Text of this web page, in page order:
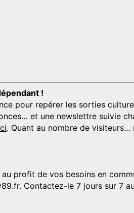
!
pour repérer les sorties
et une newslettre suivie
. Quant au nombre de
profit de vos besoins en
Contactez-le 7 jours sur 7